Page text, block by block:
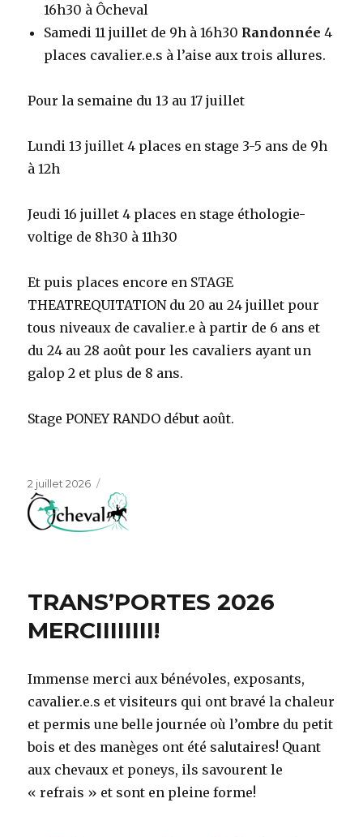
16h30 à Ôcheval
Samedi 11 juillet de 9h à 16h30 Randonnée 4
places cavalier.e.s à l’aise aux trois allures.
Pour la semaine du 13 au 17 juillet
Lundi 13 juillet 4 places en stage 3-5 ans de 9h
à 12h
Jeudi 16 juillet 4 places en stage éthologie-
voltige de 8h30 à 11h30
Et puis places encore en STAGE
THEATREQUITATION du 20 au 24 juillet pour
tous niveaux de cavalier.e à partir de 6 ans et
du 24 au 28 août pour les cavaliers ayant un
galop 2 et plus de 8 ans.
Stage PONEY RANDO début août.
Publié
le
2 juillet 2026
TRANS’PORTES 2026
MERCIIIIIIII!
Immense merci aux bénévoles, exposants,
cavalier.e.s et visiteurs qui ont bravé la chaleur
et permis une belle journée où l’ombre du petit
bois et des manèges ont été salutaires! Quant
aux chevaux et poneys, ils savourent le
« refrais » et sont en pleine forme!